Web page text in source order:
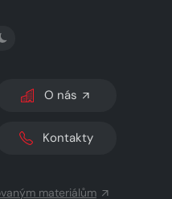
SVĚTLÝ/TMAVÝ REŽIM
O nás
Kontakty
materiálům